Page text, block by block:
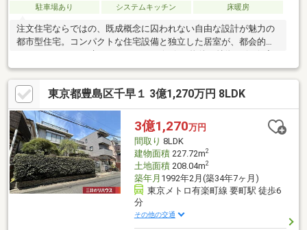
駐車場あり システムキッチン 床暖房
注文住宅ならではの、既成概念に囚われない自由な設計が魅力の
都市型住宅。コンパクトな住宅設備と独立した居室が、都会的な
全8路線が乗り入れる池袋駅から歩いて通える好立地。◆濃色の
タイル風サイディングを採用したモダンなデザイン。◆全居室6
帖以上の完全振り分け型間取り。◆屋上には眺望良好なルーフバ
ルコニーを設置。◆ガス乾燥機利用可能事前のご予約でご内覧も
可能です。物件に関する詳細は、是非お気軽にお問い合わせくだ
さいませ。 FPによる資金計画のご相談、リフォームのコーディ
ネート等も是非お気軽にご相談ください。
東京都豊島区千早１ 3億1,270万円 8LDK
3億1,270万円
間取り 8LDK
建物面積227.72m2
土地面積208.04m2
築年月 1992年2月(築34年7ヶ月)
東京メトロ有楽町線 要町駅 徒歩6
分
その他の交通